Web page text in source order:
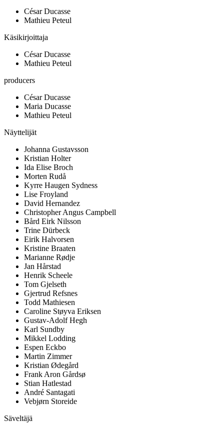
César Ducasse
Mathieu Peteul
Käsikirjoittaja
César Ducasse
Mathieu Peteul
producers
César Ducasse
Maria Ducasse
Mathieu Peteul
Näyttelijät
Johanna Gustavsson
Kristian Holter
Ida Elise Broch
Morten Rudå
Kyrre Haugen Sydness
Lise Froyland
David Hernandez
Christopher Angus Campbell
Bård Eirk Nilsson
Trine Dürbeck
Eirik Halvorsen
Kristine Braaten
Marianne Rødje
Jan Hårstad
Henrik Scheele
Tom Gjelseth
Gjertrud Refsnes
Todd Mathiesen
Caroline Støyva Eriksen
Gustav-Adolf Hegh
Karl Sundby
Mikkel Lodding
Espen Eckbo
Martin Zimmer
Kristian Ødegård
Frank Aron Gårdsø
Stian Hatlestad
André Santagati
Vebjørn Storeide
Säveltäjä